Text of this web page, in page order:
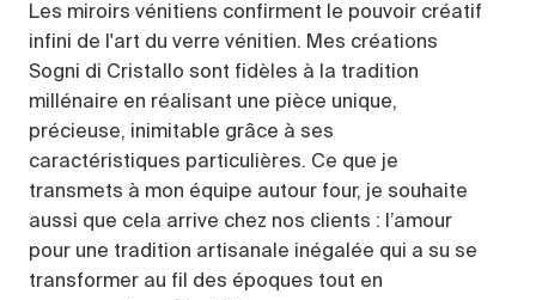
Les miroirs vénitiens confirment le pouvoir créatif
infini de l'art du verre vénitien. Mes créations
Sogni di Cristallo sont fidèles à la tradition
millénaire en réalisant une pièce unique,
précieuse, inimitable grâce à ses
caractéristiques particulières. Ce que je
transmets à mon équipe autour four, je souhaite
aussi que cela arrive chez nos clients : l’amour
pour une tradition artisanale inégalée qui a su se
transformer au fil des époques tout en